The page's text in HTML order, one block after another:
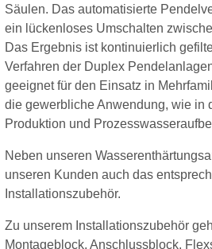
Säulen. Das automatisierte
ein lückenloses Umschalten
Das Ergebnis ist kontinuierlich
Verfahren der Duplex
geeignet für den Einsatz in
die gewerbliche Anwendung, wie in
Produktion und
Neben unseren
unseren Kunden auch das
Installationszubehör.
Zu unserem Installationszubehör
Montageblock, Anschlussblock,